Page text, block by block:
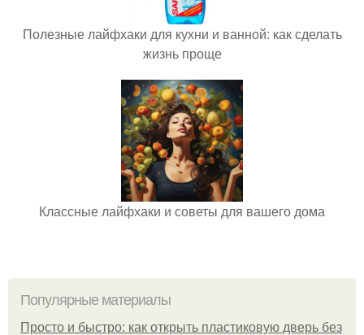
Полезные лайфхаки для кухни и ванной: как сделать
жизнь проще
Классные лайфхаки и советы для вашего дома
Популярные материалы
Просто и быстро: как открыть пластиковую дверь без